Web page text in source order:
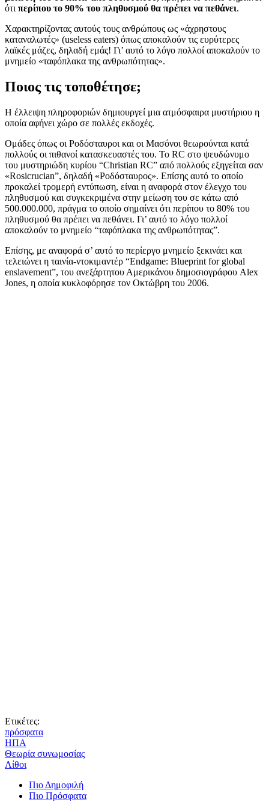
ότιπερίπου το 90% του πληθυσμού θα πρέπει να πεθάνει.
Χαρακτηρίζοντας αυτούς τους ανθρώπους ως «άχρηστους
καταναλωτές» (useless eaters) όπως αποκαλούν τις ευρύτερες
λαϊκές μάζες, δηλαδή εμάς! Γι’ αυτό το λόγο πολλοί αποκαλούν το
μνημείο «ταφόπλακα της ανθρωπότητας».
Ποιος τις τοποθέτησε;
Η έλλειψη πληροφοριών δημιουργεί μια ατμόσφαιρα μυστήριου η
οποία αφήνει χώρο σε πολλές εκδοχές.
Ομάδες όπως οι Ροδόσταυροι και οι Μασόνοι θεωρούνται κατά
πολλούς οι πιθανοί κατασκευαστές του. Το RC στο ψευδώνυμο
του μυστηριώδη κυρίου “Christian RC” από πολλούς εξηγείται σαν
«Rosicrucian”, δηλαδή «Ροδόσταυρος». Επίσης αυτό το οποίο
προκαλεί τρομερή εντύπωση, είναι η αναφορά στον έλεγχο του
πληθυσμού και συγκεκριμένα στην μείωση του σε κάτω από
500.000.000, πράγμα το οποίο σημαίνει ότι περίπου το 80% του
πληθυσμού θα πρέπει να πεθάνει. Γι’ αυτό το λόγο πολλοί
αποκαλούν το μνημείο “ταφόπλακα της ανθρωπότητας”.
Επίσης, με αναφορά σ’ αυτό το περίεργο μνημείο ξεκινάει και
τελειώνει η ταινία-ντοκιμαντέρ “Endgame: Blueprint for global
enslavement”, του ανεξάρτητου Αμερικάνου δημοσιογράφου Alex
Jones, η οποία κυκλοφόρησε τον Οκτώβρη του 2006.
Ετικέτες:
πρόσφατα
ΗΠΑ
Θεωρία συνωμοσίας
Λίθοι
Πιο Δημοφιλή
Πιο Πρόσφατα